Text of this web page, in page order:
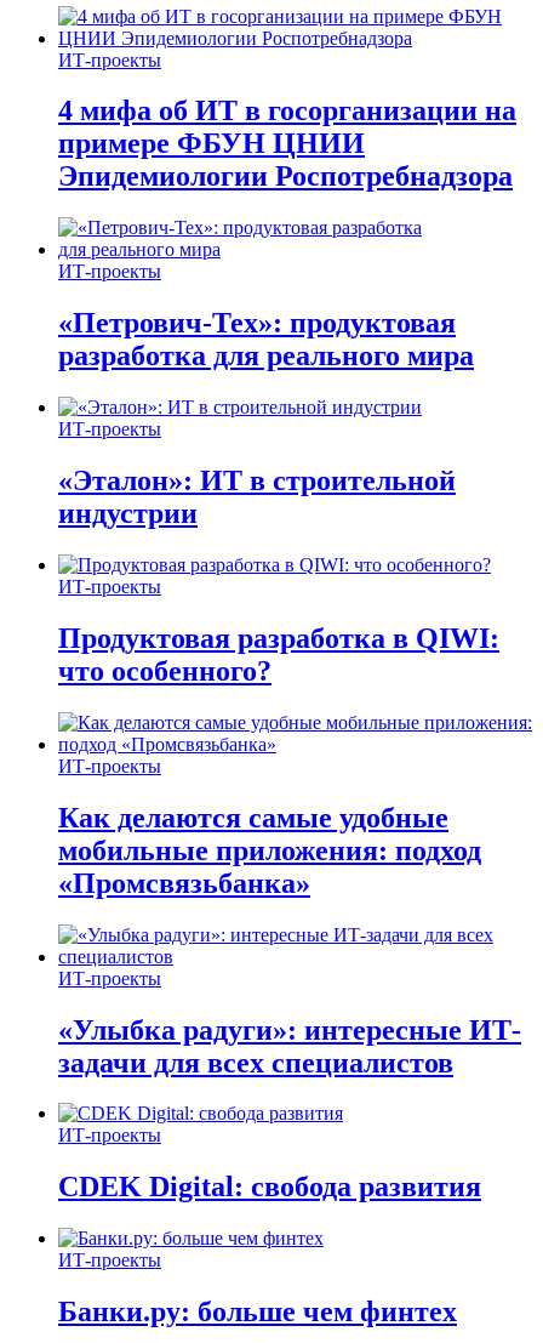
ИТ-проекты
4 мифа об ИТ в госорганизации на
примере ФБУН ЦНИИ
Эпидемиологии Роспотребнадзора
ИТ-проекты
«Петрович-Тех»: продуктовая
разработка для реального мира
ИТ-проекты
«Эталон»: ИТ в строительной
индустрии
ИТ-проекты
Продуктовая разработка в QIWI:
что особенного?
ИТ-проекты
Как делаются самые удобные
мобильные приложения: подход
«Промсвязьбанка»
ИТ-проекты
«Улыбка радуги»: интересные ИТ-
задачи для всех специалистов
ИТ-проекты
CDEK Digital: свобода развития
ИТ-проекты
Банки.ру: больше чем финтех